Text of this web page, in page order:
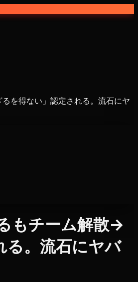
を得ない」認定される。流石にヤ
もチーム解散→
る。流石にヤバ